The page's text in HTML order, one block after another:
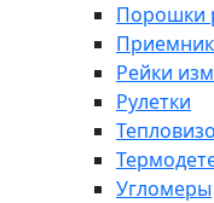
Порошки
Рейки
Рулетки
Угломеры